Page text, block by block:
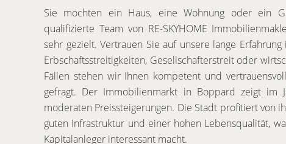
Sie möchten ein Haus, eine Wohnung oder ein
qualifizierte Team von RE-SKYHOME
sehr gezielt. Vertrauen Sie auf unsere lange
Erbschaftsstreitigkeiten, Gesellschafterstreit oder
Fällen stehen wir Ihnen kompetent und
gefragt. Der Immobilienmarkt in Boppard zeigt im
moderaten Preissteigerungen. Die Stadt profitiert von
guten Infrastruktur und einer hohen Lebensqualität,
Kapitalanleger interessant macht.